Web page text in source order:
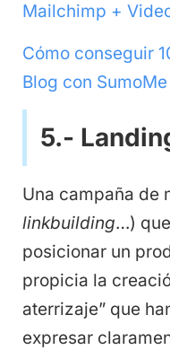
Mailchimp +
Cómo conseguir
Blog con
5.-
Una campaña de
linkbuilding…)
posicionar un
propicia la
aterrizaje” que
expresar